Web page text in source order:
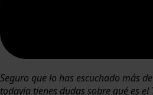
Seguro que lo has escuchado más
todavía tienes dudas sobre qué es